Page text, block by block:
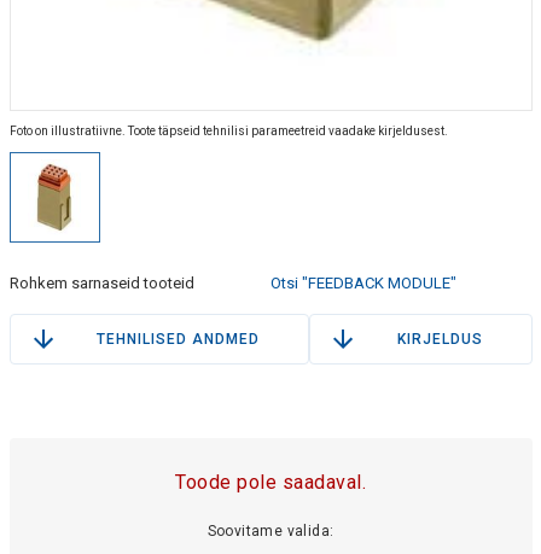
Foto on illustratiivne. Toote täpseid tehnilisi parameetreid vaadake kirjeldusest.
Rohkem sarnaseid tooteid Otsi "FEEDBACK MODULE"
TEHNILISED ANDMED KIRJELDUS
Toode pole saadaval.
Soovitame valida: